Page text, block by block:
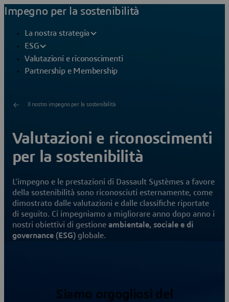
Impegno per la sostenibilità
La nostra strategia
ESG
Valutazioni e riconoscimenti
Partnership e Membership
Il nostro impegno per la sostenibilità
Valutazioni e riconoscimenti
per la sostenibilità
L'impegno e le prestazioni di Dassault Systèmes a favore
della sostenibilità sono riconosciuti esternamente, come
dimostrato dalle valutazioni e dalle classifiche riportate
di seguito. Ci impegniamo a migliorare anno dopo anno i
nostri obiettivi di gestione ambientale, sociale e di
governance (ESG) globale.
Siamo orgogliosi del